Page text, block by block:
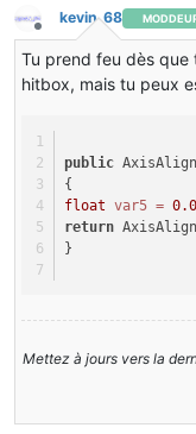
Hors-ligne
kevin_68
Tu prend feu dès que
hitbox, mais tu peux
public
{
float var5 =
return
}
Mettez à jours vers la